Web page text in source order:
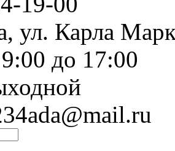
ул. Карла
до 17:00